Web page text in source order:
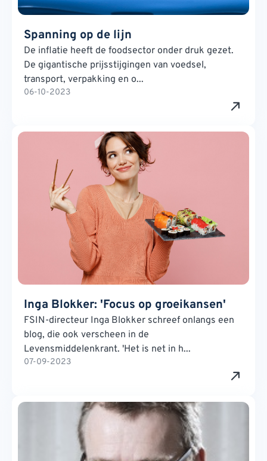
Spanning op de lijn
De inflatie heeft de foodsector onder druk gezet.
De gigantische prijsstijgingen van voedsel,
transport, verpakking en o...
06-10-2023
Inga Blokker: 'Focus op groeikansen'
FSIN-directeur Inga Blokker schreef onlangs een
blog, die ook verscheen in de
Levensmiddelenkrant. 'Het is net in h...
07-09-2023